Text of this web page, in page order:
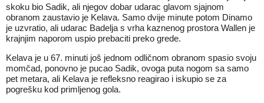
skoku bio Sadik, ali njegov dobar udarac glavom sjajnom
obranom zaustavio je Kelava. Samo dvije minute potom Dinamo
je uzvratio, ali udarac Badelja s vrha kaznenog prostora Wallen je
krajnjim naporom uspio prebaciti preko grede.
Kelava je u 67. minuti još jednom odličnom obranom spasio svoju
momčad, ponovno je pucao Sadik, ovoga puta nogom sa samo
pet metara, ali Kelava je refleksno reagirao i iskupio se za
pogrešku kod primljenog gola.